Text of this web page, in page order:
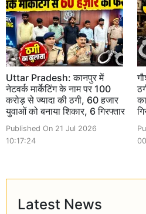
Uttar Pradesh: कानपुर में
नेटवर्क मार्केटिंग के नाम पर 100
करोड़ से ज्यादा की ठगी, 60 हजार
युवाओं को बनाया शिकार, 6 गिरफ्तार
Published On 21 Jul 2026
10:17:24
Latest News